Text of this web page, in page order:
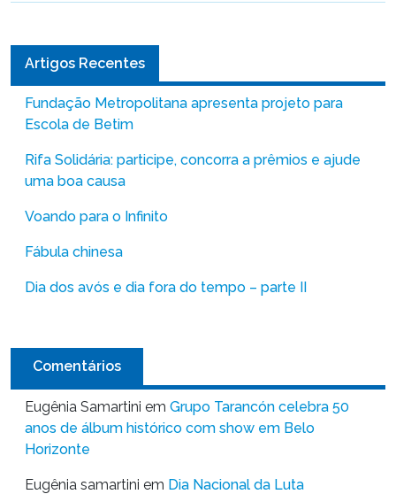
Artigos Recentes
Fundação Metropolitana apresenta projeto para
Escola de Betim
Rifa Solidária: participe, concorra a prêmios e ajude
uma boa causa
Voando para o Infinito
Fábula chinesa
Dia dos avós e dia fora do tempo – parte II
Comentários
Eugênia Samartini em Grupo Tarancón celebra 50
anos de álbum histórico com show em Belo
Horizonte
Eugênia samartini em Dia Nacional da Luta